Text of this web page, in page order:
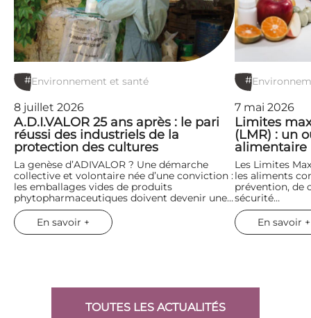
#Environnement et santé
8 juillet 2026
A.D.I.VALOR 25 ans après : le pari
réussi des industriels de la
protection des cultures
La genèse d’ADIVALOR ? Une démarche
collective et volontaire née d’une conviction :
les emballages vides de produits
phytopharmaceutiques doivent devenir une…
En savoir +
#
7 mai 2026
Limites
(LMR) : un
alimentaire
Les Limites
les aliments
prévention, de
sécurité…
En savoir +
TOUTES LES ACTUALITÉS